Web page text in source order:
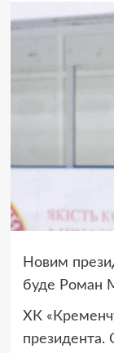
Новим
буде Роман
ХК
президента.